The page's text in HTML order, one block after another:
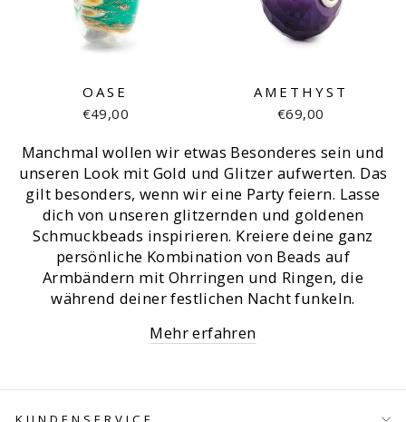
OASE
€49,00
AMETHYST
€69,00
Manchmal wollen wir etwas Besonderes sein und
unseren Look mit Gold und Glitzer aufwerten. Das
gilt besonders, wenn wir eine Party feiern. Lasse
dich von unseren glitzernden und goldenen
Schmuckbeads inspirieren. Kreiere deine ganz
persönliche Kombination von Beads auf
Armbändern mit Ohrringen und Ringen, die
während deiner festlichen Nacht funkeln.
Mehr erfahren